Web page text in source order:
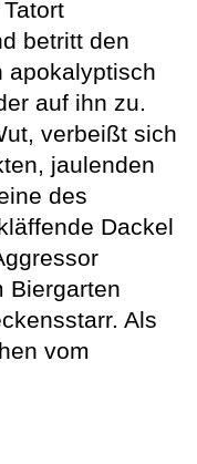
betritt den
apokalyptisch
auf ihn zu.
verbeißt sich
jaulenden
des
Dackel
Biergarten
Als
vom